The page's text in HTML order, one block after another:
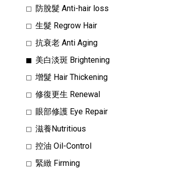
防脫髮 Anti-hair loss
生髮 Regrow Hair
抗衰老 Anti Aging
美白淡斑 Brightening
增髮 Hair Thickening
修復更生 Renewal
眼部修護 Eye Repair
滋養Nutritious
控油 Oil-Control
緊緻 Firming